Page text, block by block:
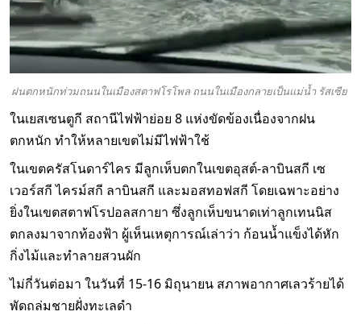
ฝนตกหนักท่วมถนนในเมืองสตาฟโรโพล ถนนในเมืองกลายเป็นแม่น้ำ รัสเซีย
ในเยสเซนตูกี สถานีไฟฟ้าย่อย 8 แห่งขัดข้องเนื่องจากฝน
ตกหนัก ทำให้หลายเขตไม่มีไฟฟ้าใช้
ในเขตครัสโนดาร์ไคร มีลูกเห็บตกในเขตอุสต์-ลาบินสกี เซ
เวอร์สกี ไครม์สกี ลาบินสกี และมอสทอฟสกี โดยเฉพาะอย่าง
ยิ่งในเขตสตาฟโรปอลสกายา ซึ่งลูกเห็บขนาดเท่าลูกเทนนิส
ตกลงมาจากท้องฟ้า ผู้เห็นเหตุการณ์เล่าว่า ก้อนน้ำแข็งได้หัก
กิ่งไม้และทำลายสวนผัก
ไม่กี่วันต่อมา ในวันที่ 15-16 มิถุนายน สภาพอากาศเลวร้ายได้
พัดถล่มชายฝั่งทะเลดำ